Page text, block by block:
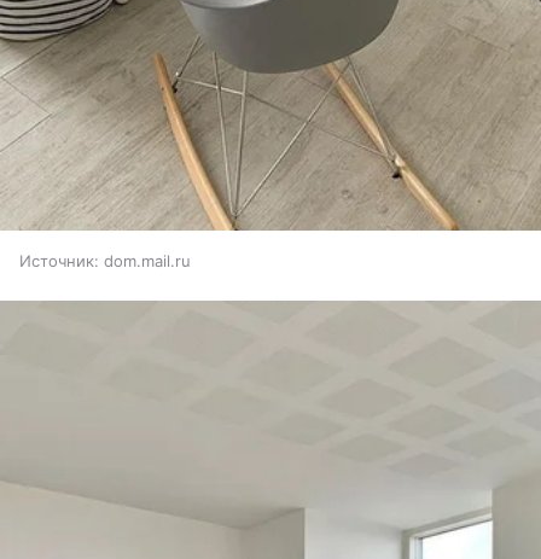
Источник: dom.mail.ru